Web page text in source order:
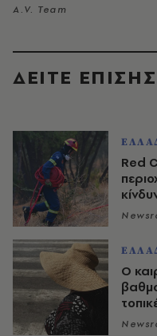
A.V. Team
ΔΕΙΤΕ ΕΠΙΣΗΣ
Red
O